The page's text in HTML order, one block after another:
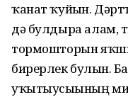
ҡанат ҡуйһын.
дә булдыра алам,
тормошторын
бирерлек булһын.
уҡытыусыһының